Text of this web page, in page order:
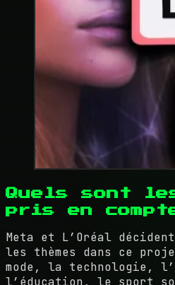
Quels sont
pris en
Meta et L’Oréal
les thèmes dans ce
mode, la technologie,
l’éducation, le sport